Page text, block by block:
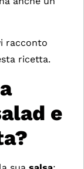
racconto
ricetta.
e